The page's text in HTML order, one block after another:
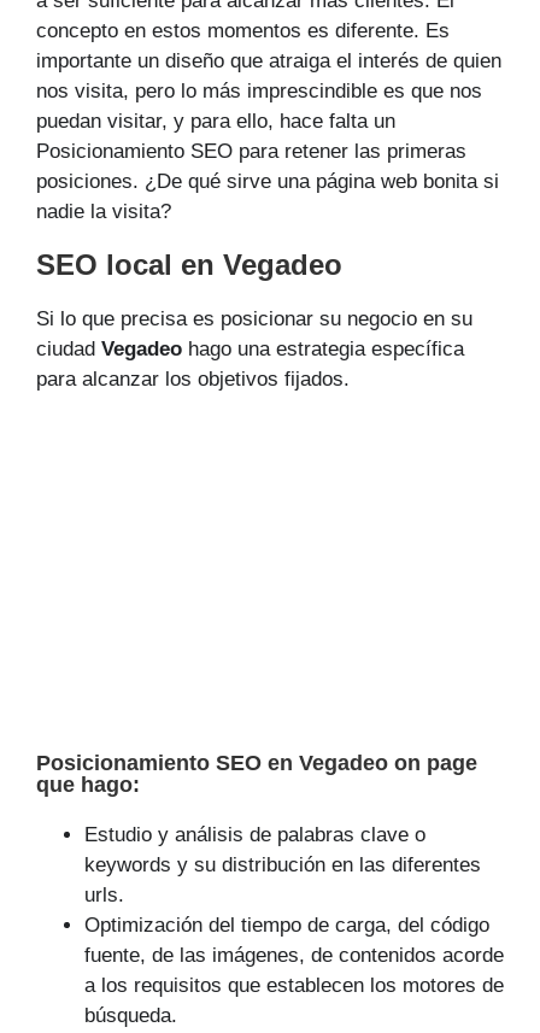
concepto en estos momentos es diferente. Es
importante un diseño que atraiga el interés de quien
nos visita, pero lo más imprescindible es que nos
puedan visitar, y para ello, hace falta un
Posicionamiento SEO para retener las primeras
posiciones. ¿De qué sirve una página web bonita si
nadie la visita?
SEO local en Vegadeo
Si lo que precisa es posicionar su negocio en su
ciudad Vegadeo hago una estrategia específica
para alcanzar los objetivos fijados.
Posicionamiento SEO en Vegadeo on page
que hago:
Estudio y análisis de palabras clave o
keywords y su distribución en las diferentes
urls.
Optimización del tiempo de carga, del código
fuente, de las imágenes, de contenidos acorde
a los requisitos que establecen los motores de
búsqueda.